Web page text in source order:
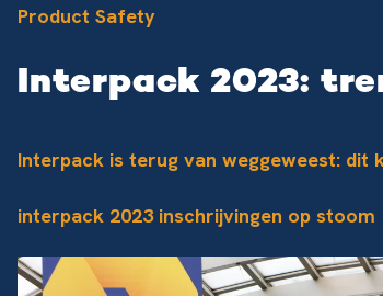
Product Safety
Interpack 2023:
Interpack is terug van weggeweest: dit
interpack 2023 inschrijvingen op stoom